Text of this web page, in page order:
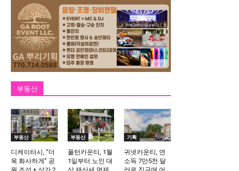
부동산
부동산
디케이터시, “더
욱 화사하게” 공
부동산
풀턴카운티, 1월
1일부터 노인 대
기획
귀넷카운티, 연
소득 7만5천 달